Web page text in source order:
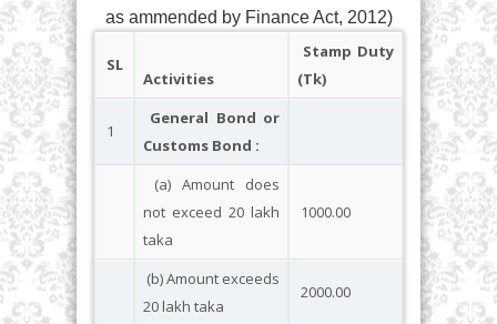
as ammended by Finance Act, 2012)
SL
Activities
Stamp Duty
(Tk)
1
General Bond or
Customs Bond :
(a) Amount does
not exceed 20 lakh
taka
1000.00
(b) Amount exceeds
20 lakh taka
2000.00